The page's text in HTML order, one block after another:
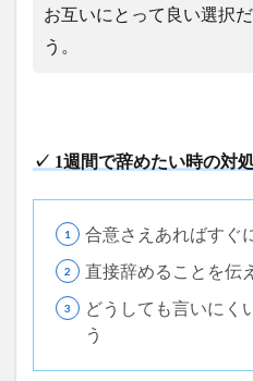
お互いにとって良い選択
う。
✓ 1週間で辞めたい時の対
合意さえあればすぐ
直接辞めることを伝
どうしても言いにく
う